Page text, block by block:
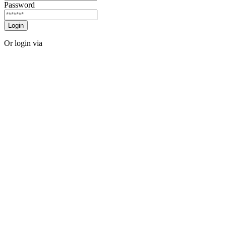
Password
Login
Or login via